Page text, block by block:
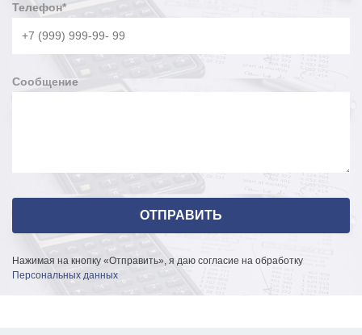
Телефон*
Сообщение
Нажимая на кнопку «Отправить», я даю согласие на обработку
Персональных данных